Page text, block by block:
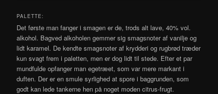
PALETTE:
Det første man fanger i smagen er de, trods alt lave, 40% vol.
alkohol. Bagved alkoholen gemmer sig smagsnoter af vanilje og
lidt karamel. De kendte smagsnoter af krydderi og rugbrød træder
kun svagt frem i paletten, men er dog lidt til stede. Efter et par
mundfulde opfanger man egetræet, som var mere markant i
duften. Der er en smule syrlighed at spore i baggrunden, som
godt kan lede tankerne hen på noget moden citrus-frugt.